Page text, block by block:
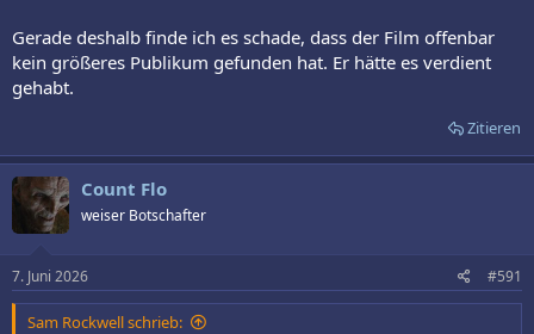
Gerade deshalb finde ich es schade, dass der Film offenbar
kein größeres Publikum gefunden hat. Er hätte es verdient
gehabt.
Zitieren
Count Flo
weiser Botschafter
7. Juni 2026 #591
Sam Rockwell schrieb: